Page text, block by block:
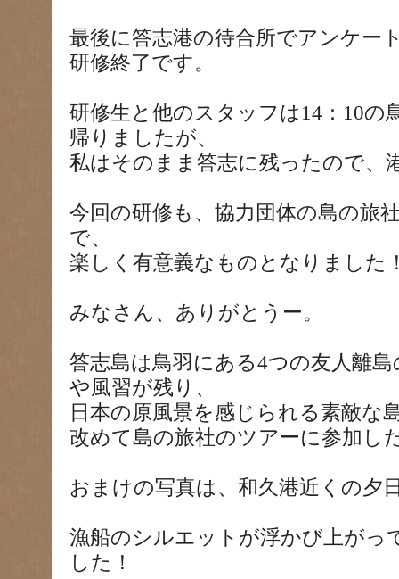
最後に答志港の待合所でアンケー
研修終了です。
研修生と他のスタッフは14：10の
帰りましたが、
私はそのまま答志に残ったので、
今回の研修も、協力団体の島の旅
で、
楽しく有意義なものとなりました
みなさん、ありがとうー。
答志島は鳥羽にある4つの友人離
や風習が残り、
日本の原風景を感じられる素敵な
改めて島の旅社のツアーに参加し
おまけの写真は、和久港近くの夕
漁船のシルエットが浮かび上がっ
した！